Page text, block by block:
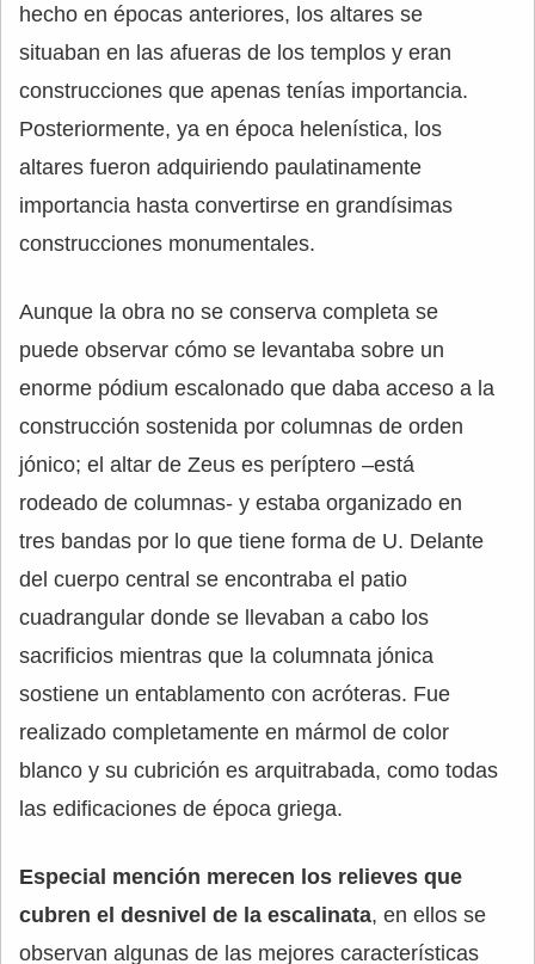
hecho en épocas anteriores, los altares se
situaban en las afueras de los templos y eran
construcciones que apenas tenías importancia.
Posteriormente, ya en época helenística, los
altares fueron adquiriendo paulatinamente
importancia hasta convertirse en grandísimas
construcciones monumentales.
Aunque la obra no se conserva completa se
puede observar cómo se levantaba sobre un
enorme pódium escalonado que daba acceso a la
construcción sostenida por columnas de orden
jónico; el altar de Zeus es períptero –está
rodeado de columnas- y estaba organizado en
tres bandas por lo que tiene forma de U. Delante
del cuerpo central se encontraba el patio
cuadrangular donde se llevaban a cabo los
sacrificios mientras que la columnata jónica
sostiene un entablamento con acróteras. Fue
realizado completamente en mármol de color
blanco y su cubrición es arquitrabada, como todas
las edificaciones de época griega.
Especial mención merecen los relieves que
cubren el desnivel de la escalinata, en ellos se
observan algunas de las mejores características